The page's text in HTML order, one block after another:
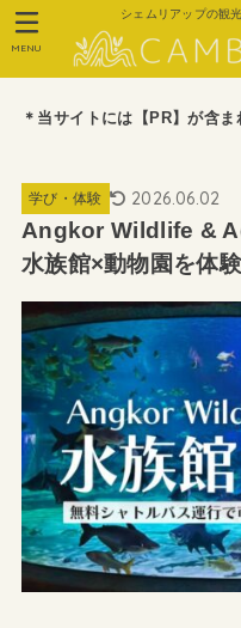
シェムリアップの観
MENU
＊当サイトには【PR】が含ま
学び・体験 2026.06.02
Angkor Wildlife &
水族館×動物園を体験